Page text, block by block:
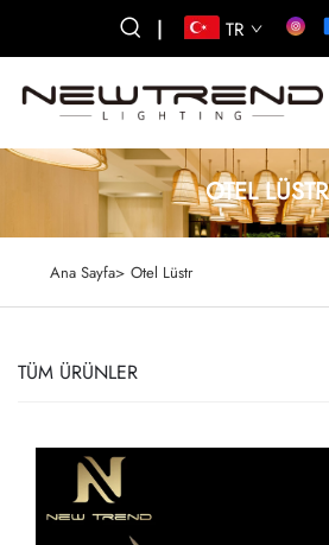
| TR
OTEL LÜSTR
Ana Sayfa> Otel Lüstr
TÜM ÜRÜNLER